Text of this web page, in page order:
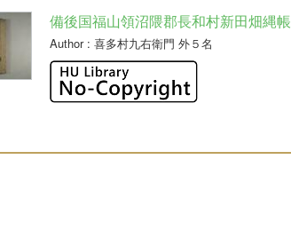
備後国福山領沼隈郡長和村新田畑縄帳
Author: 喜多村九右衛門 外５名